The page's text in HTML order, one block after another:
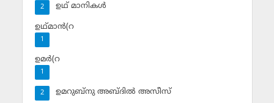
ഉഥ് മാനികള്‍
2
ഉഥ്മാന്‍(റ
1
ഉമര്‍(റ
1
ഉമറുബ്‌നു അബ്ദില്‍ അസീസ്‌
2